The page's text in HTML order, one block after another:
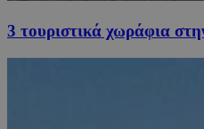
3 τουριστικά χωράφια